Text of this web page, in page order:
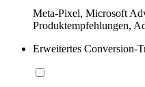
Meta-Pixel, Microsoft
Produktempfehlungen,
Erweitertes Conversion-